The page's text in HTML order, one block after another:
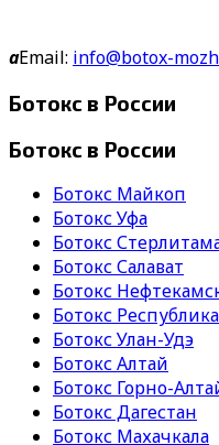
aEmail: info@botox-
Ботокс в России
Ботокс в России
Ботокс Майкоп
Ботокс Уфа
Ботокс
Ботокс Салават
Ботокс
Ботокс
Ботокс Улан-Удэ
Ботокс Алтай
Ботокс Горно-
Ботокс Дагестан
Ботокс Махачкала